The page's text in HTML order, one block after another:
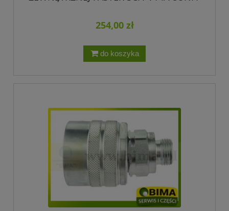
254,00 zł
do koszyka